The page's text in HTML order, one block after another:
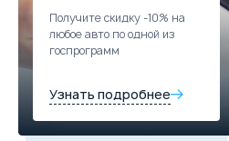
Trade-in
Получите скидку -10% на
любое авто по одной из
госпрограмм
Узнать подробнее